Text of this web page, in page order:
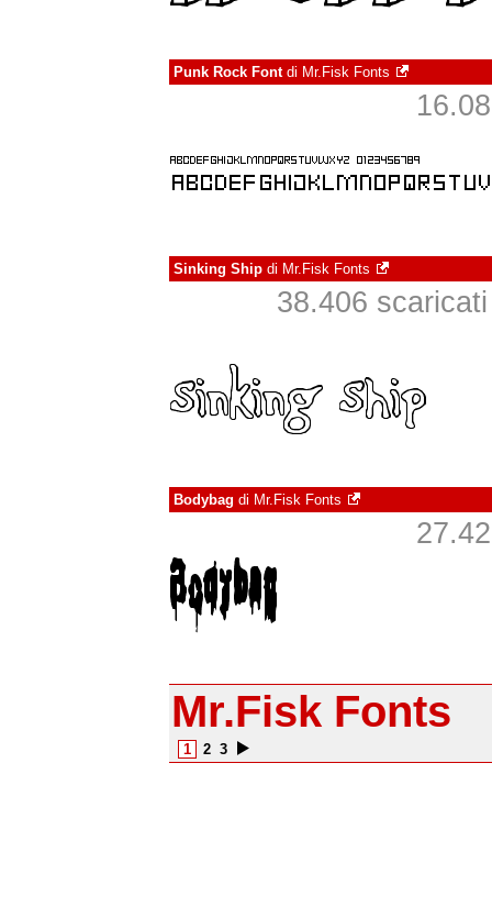
Punk Rock Fontdi Mr.Fisk Fonts
Sinking Ship di Mr.Fisk Fonts
38.406
Bodybag di Mr.Fisk Fonts
Mr.Fisk Fonts
1 2 3